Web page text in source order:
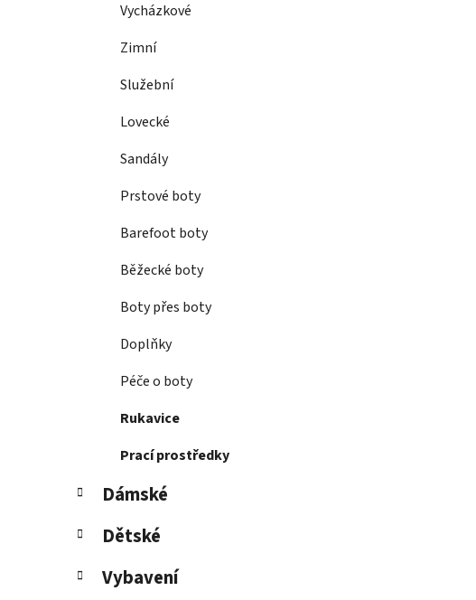
Vycházkové
Zimní
Služební
Lovecké
Sandály
Prstové boty
Barefoot boty
Běžecké boty
Boty přes boty
Doplňky
Péče o boty
Rukavice
Prací prostředky
Dámské
Dětské
Vybavení